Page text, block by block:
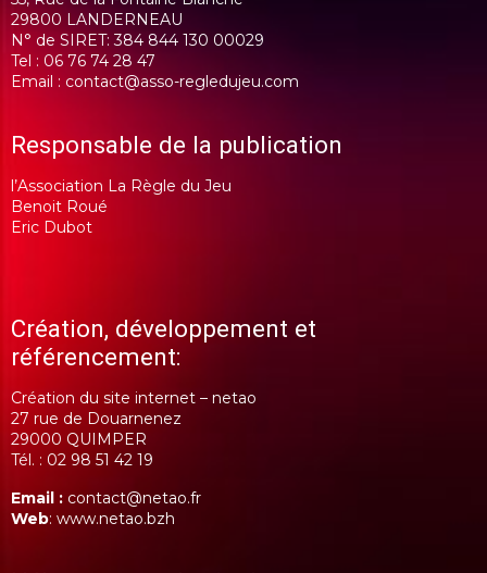
29800 LANDERNEAU
N° de SIRET: 384 844 130 00029
Tel : 06 76 74 28 47
Email : contact@asso-regledujeu.com
Responsable de la publication
l’Association La Règle du Jeu
Benoit Roué
Eric Dubot
Création, développement et
référencement:
Création du site internet – netao
27 rue de Douarnenez
29000 QUIMPER
Tél. : 02 98 51 42 19
Email : contact@netao.fr
Web: www.netao.bzh